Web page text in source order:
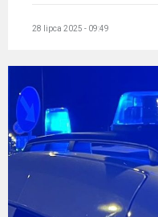
28 lipca 2025 - 09:49